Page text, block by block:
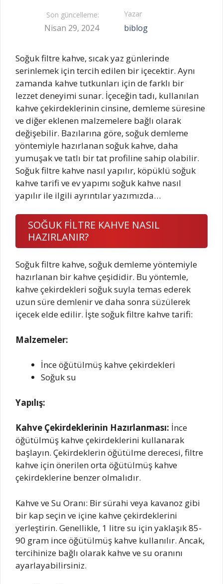
Son güncelleme:
Nisan 29, 2024
Yazar
biblog
Soğuk filtre kahve, sıcak yaz günlerinde
serinlemek için tercih edilen bir içecektir. Aynı
zamanda kahve tutkunları için de farklı bir
lezzet deneyimi sunar. İçeceğin tadı, kullanılan
kahve çekirdeklerinin cinsine, demleme süresine
ve diğer eklenen malzemelere bağlı olarak
değişebilir. Bazılarına göre, soğuk demleme
yöntemiyle hazırlanan soğuk kahve, daha
yumuşak ve tatlı bir tat profiline sahip olabilir.
Soğuk filtre kahve nasıl yapılır, köpüklü soğuk
kahve tarifi ve ev yapımı soğuk kahve nasıl
yapılır ile ilgili ayrıntılar yazımızda…
SOĞUK FİLTRE KAHVE NASIL
HAZIRLANIR?
Soğuk filtre kahve, soğuk demleme yöntemiyle
hazırlanan bir kahve çeşididir. Bu yöntemle,
kahve çekirdekleri soğuk suyla temas ederek
uzun süre demlenir ve daha sonra süzülerek
içecek elde edilir. İşte soğuk filtre kahve tarifi:
Malzemeler:
İnce öğütülmüş kahve çekirdekleri
Soğuk su
Yapılış:
Kahve Çekirdeklerinin Hazırlanması: İnce
öğütülmüş kahve çekirdeklerini kullanarak
başlayın. Çekirdeklerin öğütülme derecesi, filtre
kahve için önerilen orta öğütülmüş kahve
çekirdeklerine benzer olmalıdır.
Kahve ve Su Oranı: Bir sürahi veya kavanoz gibi
bir kap seçin ve içine kahve çekirdeklerini
yerleştirin. Genellikle, 1 litre su için yaklaşık 85-
90 gram ince öğütülmüş kahve kullanılır. Ancak,
tercihinize bağlı olarak kahve ve su oranını
ayarlayabilirsiniz.